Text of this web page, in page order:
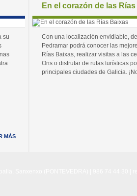
su
MÁS
En el corazón de las
Con una localización envidiable,
Pedramar podrá conocer las
Rías Baixas, realizar visitas a las
Ons o disfrutar de rutas turísticas
principales ciudades de Galicia.